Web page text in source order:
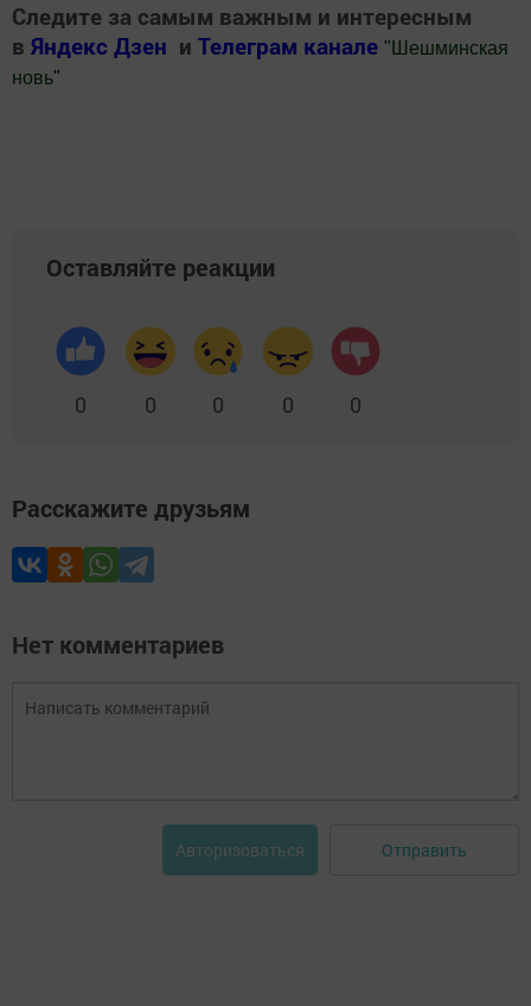
Следите за самым важным и интересным
в Яндекс Дзен и Телеграм канале " Шешминская
новь"
Оставляйте реакции
0 0 0 0 0
Расскажите друзьям
Нет комментариев
Авторизоваться Отправить